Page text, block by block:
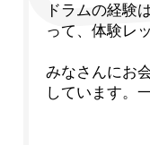
ドラムの経験
って、体験レ
みなさんにお
しています。